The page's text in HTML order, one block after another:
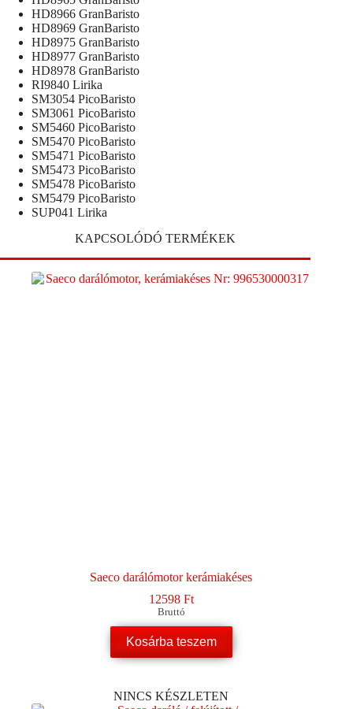
HD8966 GranBaristo
HD8969 GranBaristo
HD8975 GranBaristo
HD8977 GranBaristo
HD8978 GranBaristo
RI9840 Lirika
SM3054 PicoBaristo
SM3061 PicoBaristo
SM5460 PicoBaristo
SM5470 PicoBaristo
SM5471 PicoBaristo
SM5473 PicoBaristo
SM5478 PicoBaristo
SM5479 PicoBaristo
SUP041 Lirika
KAPCSOLÓDÓ TERMÉKEK
Saeco darálómotor kerámiakéses
12598 Ft
Bruttó
Kosárba teszem
NINCS KÉSZLETEN